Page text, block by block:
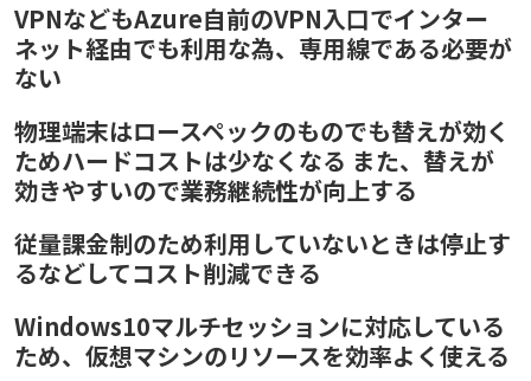
VPNなどもAzure自前のVPN入口でインター
ネット経由でも利用な為、専用線である必要が
ない
物理端末はロースペックのものでも替えが効く
ためハードコストは少なくなる また、替えが
効きやすいので業務継続性が向上する
従量課金制のため利用していないときは停止す
るなどしてコスト削減できる
Windows10マルチセッションに対応している
ため、仮想マシンのリソースを効率よく使える